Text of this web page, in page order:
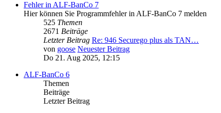
Fehler in ALF-BanCo 7
Hier können Sie Programmfehler in ALF-BanCo 7 melden
525 Themen
2671 Beiträge
Letzter Beitrag Re: 946 Securego plus als TAN…
von goose Neuester Beitrag
Do 21. Aug 2025, 12:15
ALF-BanCo 6
Themen
Beiträge
Letzter Beitrag